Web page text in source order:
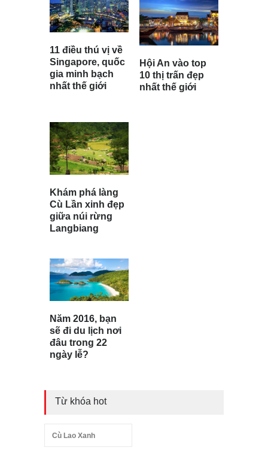
11 điều thú vị về
Singapore, quốc
gia minh bạch
nhất thế giới
Hội An vào top
10 thị trấn đẹp
nhất thế giới
Khám phá làng
Cù Lần xinh đẹp
giữa núi rừng
Langbiang
Năm 2016, bạn
sẽ đi du lịch nơi
đâu trong 22
ngày lễ?
Từ khóa hot
Cù Lao Xanh